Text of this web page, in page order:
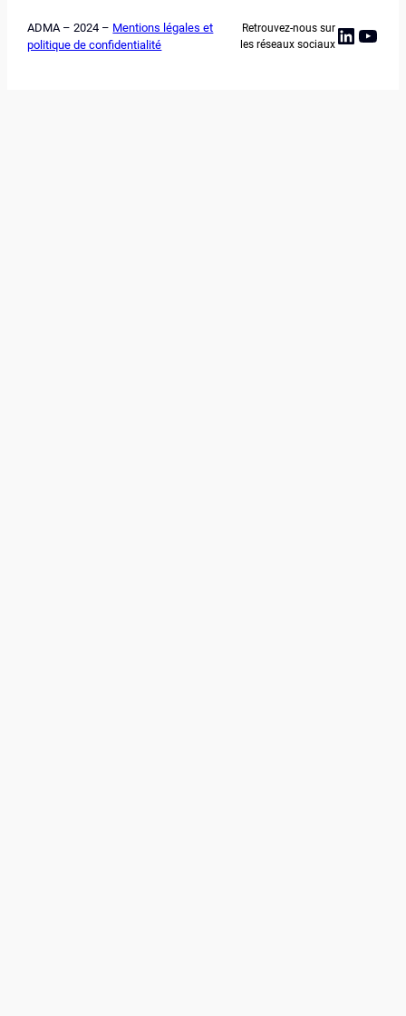
ADMA – 2024 – Mentions légales et
politique de confidentialité
Retrouvez-nous sur
les réseaux sociaux